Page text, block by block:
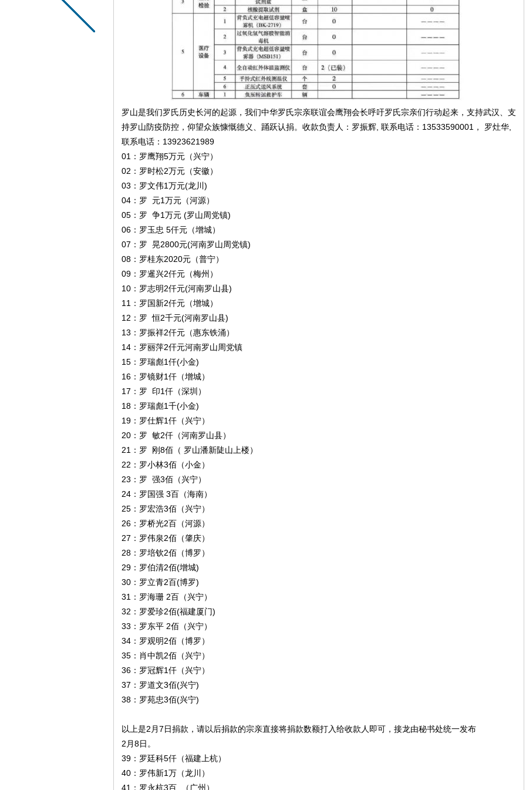
罗山是我们罗氏历史长河的起源，我们中华罗氏宗亲联谊会鹰翔会长呼吁罗氏宗亲们行动起来，支持武汉、支
持罗山防疫防控，仰望众族慷慨德义、踊跃认捐。收款负责人：罗振辉, 联系电话：13533590001， 罗灶华,
联系电话：13923621989
01：罗鹰翔5万元（兴宁）
02：罗时松2万元（安徽）
03：罗文伟1万元(龙川)
04：罗  元1万元（河源）
05：罗  争1万元 (罗山周党镇)
06：罗玉忠 5仟元（增城）
07：罗  晃2800元(河南罗山周党镇)
08：罗桂东2020元（普宁）
09：罗暹兴2仟元（梅州）
10：罗志明2仟元(河南罗山县)
11：罗国新2仟元（增城）
12：罗  恒2千元(河南罗山县)
13：罗振祥2仟元（惠东铁涌）
14：罗丽萍2仠元河南罗山周党镇
15：罗瑞彪1仟(小金)
16：罗镜财1仟（增城）
17：罗  印1仟（深圳）
18：罗瑞彪1千(小金)
19：罗仕辉1仟（兴宁）
20：罗  敏2仟（河南罗山县）
21：罗  刚8佰（ 罗山潘新陡山上楼）
22：罗小林3佰（小金）
23：罗  强3佰（兴宁）
24：罗国强 3百（海南）
25：罗宏浩3佰（兴宁）
26：罗桥光2百（河源）
27：罗伟泉2佰（肇庆）
28：罗培钦2佰（博罗）
29：罗伯清2佰(增城)
30：罗立青2百(博罗)
31：罗海珊 2百（兴宁）
32：罗爱珍2佰(福建厦门)
33：罗东平 2佰（兴宁）
34：罗观明2佰（博罗）
35：肖中凯2佰（兴宁）
36：罗冠辉1仟（兴宁）
37：罗道文3佰(兴宁)
38：罗苑忠3佰(兴宁)
以上是2月7日捐款，请以后捐款的宗亲直接将捐款数额打入给收款人即可，接龙由秘书处统一发布
2月8日。
39：罗廷科5仟（福建上杭）
40：罗伟新1万（龙川）
41：罗永杭3百  （广州）